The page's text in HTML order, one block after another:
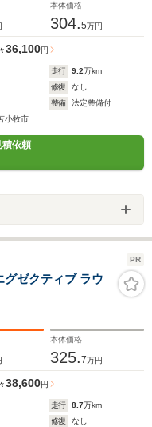
本体価格
304.5万円
36,100円
走行 9.2万km
修復
なし
整備
法定整備付
小牧市
積依頼
PR
ゼクティブ ラウ
本体価格
325.7万円
38,600円
走行 8.7万km
修復
なし